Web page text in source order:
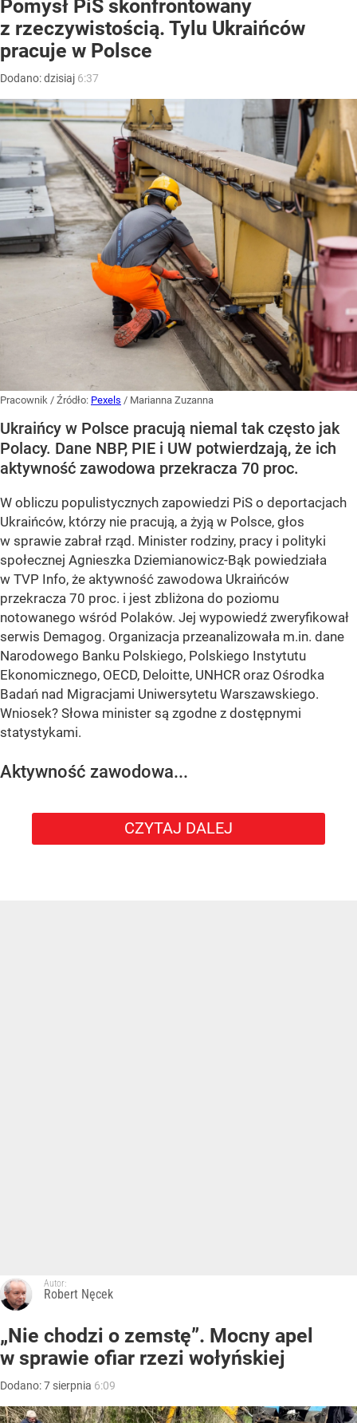
Pomysł PiS skonfrontowany
z rzeczywistością. Tylu Ukraińców
pracuje w Polsce
Dodano:dzisiaj 6:37
Pracownik / Źródło: Pexels / Marianna Zuzanna
Ukraińcy w Polsce pracują niemal tak często jak
Polacy. Dane NBP, PIE i UW potwierdzają, że ich
aktywność zawodowa przekracza 70 proc.
W obliczu populistycznych zapowiedzi PiS o deportacjach
Ukraińców, którzy nie pracują, a żyją w Polsce, głos
w sprawie zabrał rząd. Minister rodziny, pracy i polityki
społecznej Agnieszka Dziemianowicz-Bąk powiedziała
w TVP Info, że aktywność zawodowa Ukraińców
przekracza 70 proc. i jest zbliżona do poziomu
notowanego wśród Polaków. Jej wypowiedź zweryfikował
serwis Demagog. Organizacja przeanalizowała m.in. dane
Narodowego Banku Polskiego, Polskiego Instytutu
Ekonomicznego, OECD, Deloitte, UNHCR oraz Ośrodka
Badań nad Migracjami Uniwersytetu Warszawskiego.
Wniosek? Słowa minister są zgodne z dostępnymi
statystykami.
Aktywność zawodowa...
CZYTAJ DALEJ
Autor:
Robert Nęcek
„Nie chodzi o zemstę”. Mocny apel
w sprawie ofiar rzezi wołyńskiej
Dodano:7 sierpnia 6:09